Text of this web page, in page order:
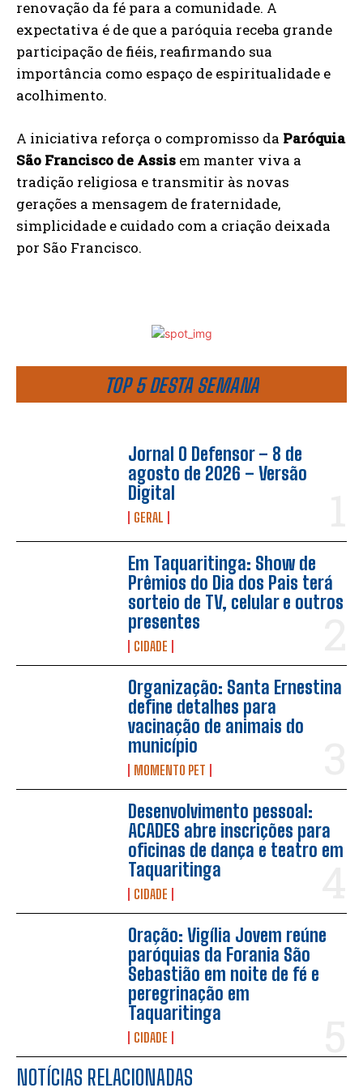
TOP 5 DESTA SEMANA
Jornal O Defensor – 8 de
agosto de 2026 – Versão
Digital
GERAL
Em Taquaritinga: Show de
Prêmios do Dia dos Pais terá
sorteio de TV, celular e outros
presentes
CIDADE
Organização: Santa Ernestina
define detalhes para
vacinação de animais do
município
MOMENTO PET
Desenvolvimento pessoal:
ACADES abre inscrições para
oficinas de dança e teatro em
Taquaritinga
CIDADE
Oração: Vigília Jovem reúne
paróquias da Forania São
Sebastião em noite de fé e
peregrinação em
Taquaritinga
CIDADE
NOTÍCIAS RELACIONADAS
renovação da fé para a comunidade. A
expectativa é de que a paróquia receba grande
participação de fiéis, reafirmando sua
importância como espaço de espiritualidade e
acolhimento.
A iniciativa reforça o compromisso da Paróquia
São Francisco de Assis em manter viva a
tradição religiosa e transmitir às novas
gerações a mensagem de fraternidade,
simplicidade e cuidado com a criação deixada
por São Francisco.